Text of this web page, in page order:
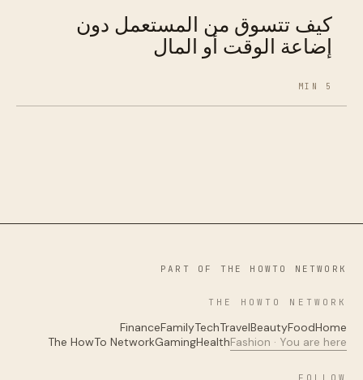
كيف تتسوق من المستعمل دون
إضاعة الوقت أو المال
5 MIN
PART OF THE HOWTO NETWORK
THE HOWTO NETWORK
Home
Food
Beauty
Travel
Tech
Family
Finance
Fashion · You are here
Health
Gaming
The HowTo Network
FOLLOW